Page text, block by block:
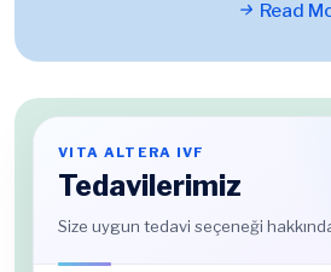
Read
VITA ALTERA IVF
Tedavilerimiz
Size uygun tedavi seçeneği hakkında